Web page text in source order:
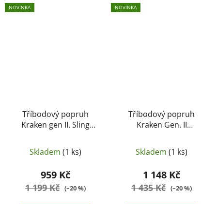
NOVINKA
Tříbodový popruh
Kraken gen II. Sling
Skladem (1 ks)
959 Kč
1 199 Kč (–20 %)
NOVINKA
Tříbodový popruh
Kraken Gen. II
(Pixel)
Skladem (1 ks)
1 148 Kč
1 435 Kč (–20 %)